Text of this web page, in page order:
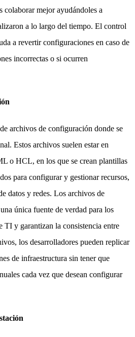
colaborar mejor ayudándoles a
a lo largo del tiempo. El control
a revertir configuraciones en caso de
incorrectas o si ocurren
archivos de configuración donde se
Estos archivos suelen estar en
o HCL, en los que se crean plantillas
para configurar y gestionar recursos,
datos y redes. Los archivos de
única fuente de verdad para los
TI y garantizan la consistencia entre
los desarrolladores pueden replicar
de infraestructura sin tener que
cada vez que desean configurar